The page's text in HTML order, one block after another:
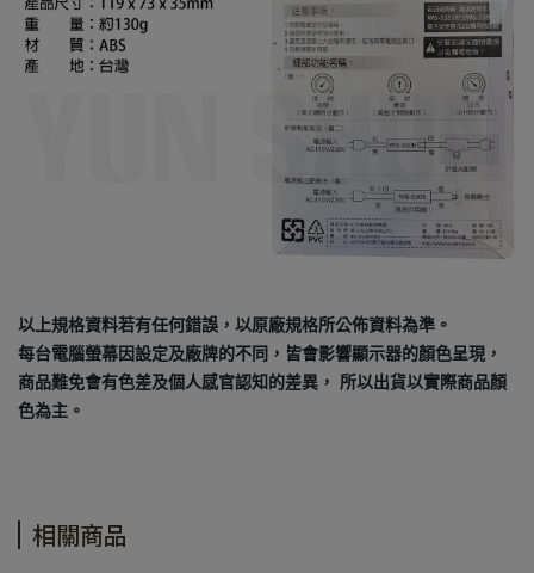
以上規格資料若有任何錯誤，以原廠規格所公佈資料為準。
每台電腦螢幕因設定及廠牌的不同，皆會影響顯示器的顏色呈現，
商品難免會有色差及個人感官認知的差異， 所以出貨以實際商品顏
色為主。
相關商品